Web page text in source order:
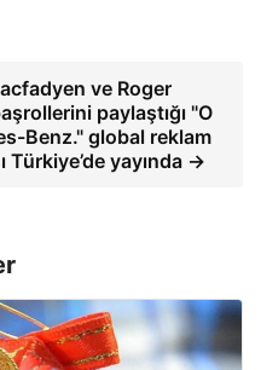
ve Roger
paylaştığı "O
Benz." global reklam
Türkiye’de yayında →